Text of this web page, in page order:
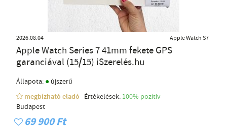
2026.08.04 Apple Watch S7
Apple Watch Series 7 41mm fekete GPS
garanciával (15/15) iSzerelés.hu
Állapota: ● újszerű
megbízható eladó
Értékelések: 100% pozítiv
Budapest
69 900 Ft